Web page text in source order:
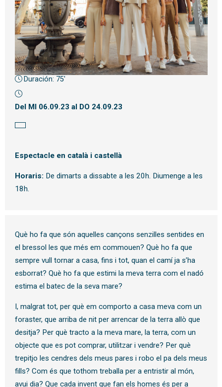
Diapositiva 1 de 1
Duración: 75'
Del MI 06.09.23 al DO 24.09.23
Espectacle en català i castellà
Horaris: De dimarts a dissabte a les 20h. Diumenge a les
18h.
Què ho fa que són aquelles cançons senzilles sentides en
el bressol les que més em commouen? Què ho fa que
sempre vull tornar a casa, fins i tot, quan el camí ja s’ha
esborrat? Què ho fa que estimi la meva terra com el nadó
estima el batec de la seva mare?
I, malgrat tot, per què em comporto a casa meva com un
foraster, que arriba de nit per arrencar de la terra allò que
desitja? Per què tracto a la meva mare, la terra, com un
objecte que es pot comprar, utilitzar i vendre? Per què
trepitjo les cendres dels meus pares i robo el pa dels meus
fills? Com és que tothom treballa per a entristir al món,
avui dia? Que cada invent que fan els homes és per a